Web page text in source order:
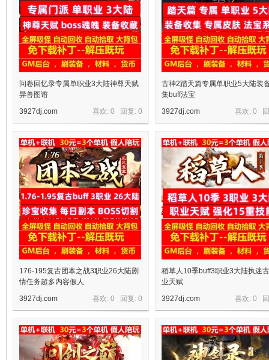
问卷回忆录专属单职业3大陆神尊天赋
异兽图谱
喜欢: 0 回复: 0
3927dj.com
古神2踏天篇专属单职业5大陆装
集buff法宝
喜欢: 0
3927dj.com
176-195复古团本之战3职业26大陆剧
情任务超多内容假人
喜欢: 0 回复: 0
3927dj.com
稻草人10季buff3职业3大陆执迷
业天赋
喜欢: 0
3927dj.com